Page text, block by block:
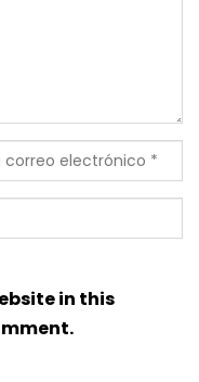
in this